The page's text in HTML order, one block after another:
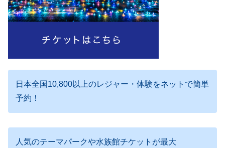
日本全国10,800以上のレジャー・体験をネットで簡単
予約！
人気のテーマパークや水族館チケットが最大